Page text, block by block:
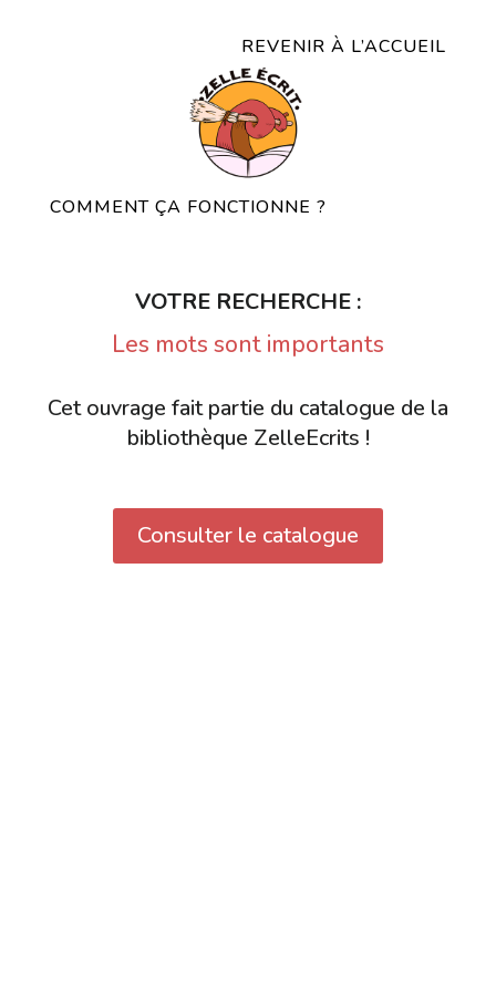
REVENIR À L’ACCUEIL
COMMENT ÇA FONCTIONNE ?
VOTRE RECHERCHE :
Les mots sont importants
Cet ouvrage fait partie du catalogue de la
bibliothèque ZelleEcrits !
Consulter le catalogue